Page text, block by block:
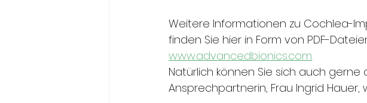
Weitere Informationen zu Cochlea-
finden Sie hier in Form von PDF-
www.advancedbionics.com.
Natürlich können Sie sich auch
Ansprechpartnerin, Frau Ingrid Hauer,